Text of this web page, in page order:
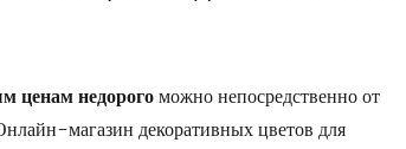
ценам недорогоможно непосредственно от
магазин декоративных цветов для